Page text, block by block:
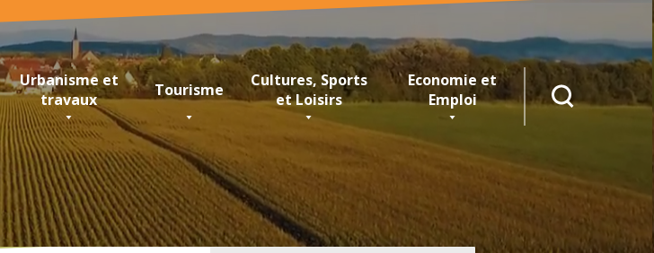
Urbanisme et
travaux
Tourisme
Cultures, Sports
et Loisirs
Economie et
Emploi
RECHERCHE